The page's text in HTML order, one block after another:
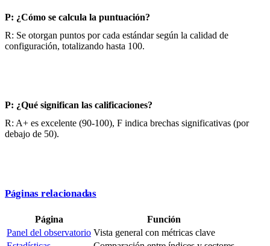
P: ¿Cómo se calcula la puntuación?
R: Se otorgan puntos por cada estándar según la calidad de
configuración, totalizando hasta 100.
P: ¿Qué significan las calificaciones?
R: A+ es excelente (90-100), F indica brechas significativas (por
debajo de 50).
Páginas relacionadas
Página
Función
Panel del observatorio Vista general con métricas clave